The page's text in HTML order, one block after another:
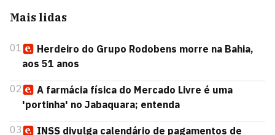
Mais lidas
01
Herdeiro do Grupo Rodobens morre na Bahia,
aos 51 anos
02
A farmácia física do Mercado Livre é uma
'portinha' no Jabaquara; entenda
03
INSS divulga calendário de pagamentos de